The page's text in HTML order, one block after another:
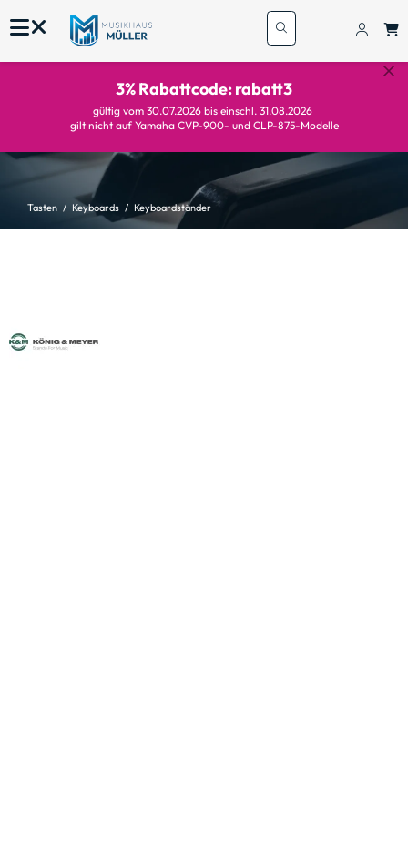
3% Rabattcode: rabatt3
gültig vom 30.07.2026 bis einschl. 31.08.2026
gilt nicht auf Yamaha CVP-900- und CLP-875-Modelle
Tasten Keyboards Keyboardständer